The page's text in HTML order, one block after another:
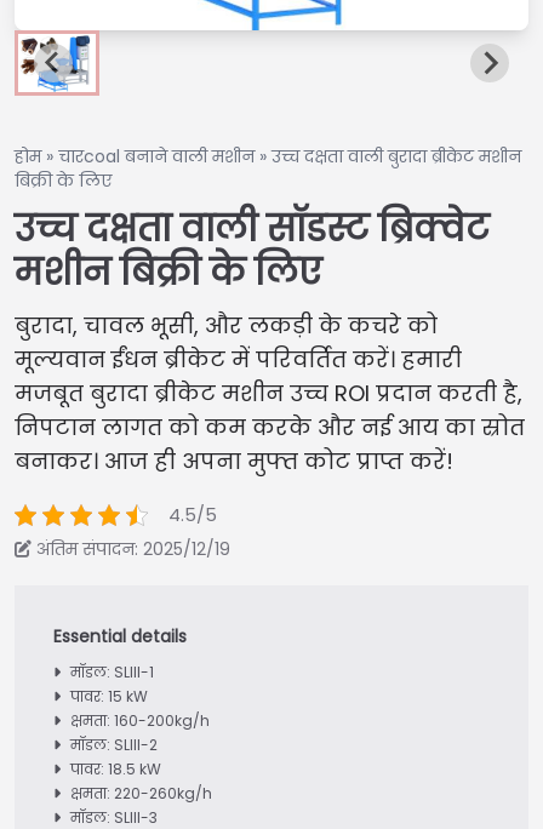
होम» चारcoal बनाने वाली मशीन»उच्च दक्षता वाली बुरादा ब्रीकेट मशीन
बिक्री के लिए
उच्च दक्षता वाली सॉडस्ट ब्रिक्वेट
मशीन बिक्री के लिए
बुरादा, चावल भूसी, और लकड़ी के कचरे को
मूल्यवान ईंधन ब्रीकेट में परिवर्तित करें। हमारी
मजबूत बुरादा ब्रीकेट मशीन उच्च ROI प्रदान करती है,
निपटान लागत को कम करके और नई आय का स्रोत
बनाकर। आज ही अपना मुफ्त कोट प्राप्त करें!
4.5/5
अंतिम संपादन: 2025/12/19
मॉडल: SLIII-1
पावर: 15 kW
क्षमता: 160-200kg/h
मॉडल: SLIII-2
पावर: 18.5 kW
क्षमता: 220-260kg/h
मॉडल: SLIII-3